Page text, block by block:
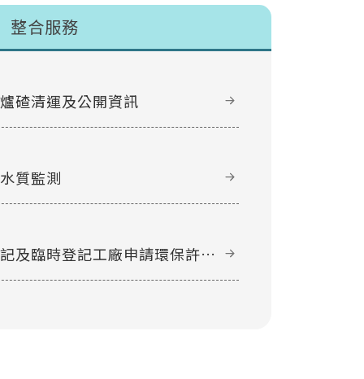
整合服務
碴清運及公開資訊
質監測
及臨時登記工廠申請環保許可